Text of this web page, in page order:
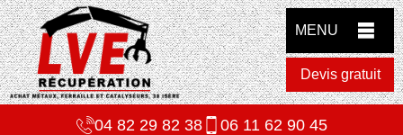
MENU
Devis gratuit
04 82 29 82 38 06 11 62 90 45